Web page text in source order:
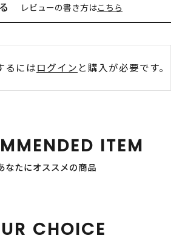
レビューの書き方はこちら
るにはログイン と購入が必要です。
ITEM
なたにオススメの商品
CHOICE